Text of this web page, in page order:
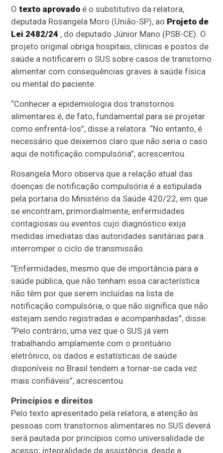
Otexto aprovado é osubstitutivo da relatora,
deputada Rosangela Moro (União-SP), ao Projeto de
Lei 2482/24 , do deputado Júnior Mano (PSB-CE). O
projeto original obriga hospitais, clínicas e postos de
saúde a notificarem o SUS sobre casos de transtorno
alimentar com consequências graves à saúde física
ou mental do paciente.
“Conhecer a epidemiologia dos transtornos
alimentares é, de fato, fundamental para se projetar
como enfrentá-los”, disse a relatora. “No entanto, é
necessário que deixemos claro que não seria o caso
aqui de notificação compulsória”, acrescentou.
Rosangela Moro observa que a relação atual das
doenças de notificação compulsória é a estipulada
pela portaria do Ministério da Saúde 420/22, em que
se encontram, primordialmente, enfermidades
contagiosas ou eventos cujo diagnóstico exija
medidas imediatas das autoridades sanitárias para
interromper o ciclo de transmissão.
“Enfermidades, mesmo que de importância para a
saúde pública, que não tenham essa característica
não têm por que serem incluídas na lista de
notificação compulsória, o que não significa que não
estejam sendo registradas e acompanhadas”, disse.
“Pelo contrário, uma vez que o SUS já vem
trabalhando amplamente com o prontuário
eletrônico, os dados e estatísticas de saúde
disponíveis no Brasil tendem a tornar-se cada vez
mais confiáveis”, acrescentou.
Princípios e direitos
Pelo texto apresentado pela relatora, a atenção às
pessoas com transtornos alimentares no SUS deverá
será pautada por princípios como universalidade de
acesso; integralidade de assistência, desde a